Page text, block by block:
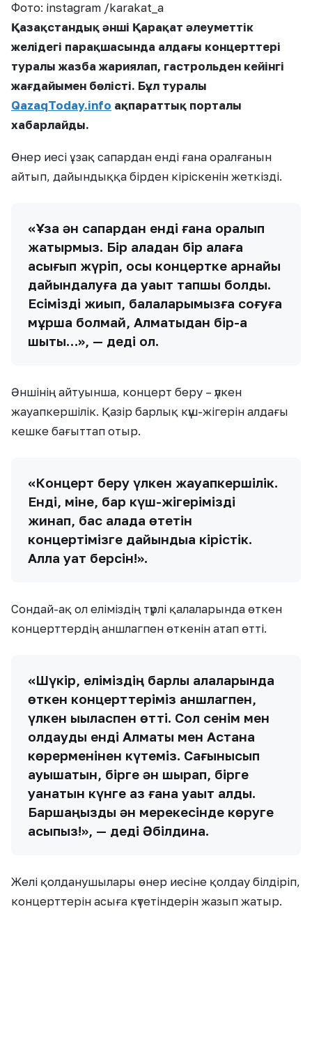
Фото: instagram /karakat_a
Қазақстандық әнші Қарақат әлеуметтік
желідегі парақшасында алдағы концерттері
туралы жазба жариялап, гастрольден кейінгі
жағдайымен бөлісті. Бұл туралы
QazaqToday.info ақпараттық порталы
хабарлайды.
Өнер иесі ұзақ сапардан енді ғана оралғанын
айтып, дайындыққа бірден кіріскенін жеткізді.
«Ұзақ ән сапардан енді ғана оралып
жатырмыз. Бір қаладан бір қалаға
асығып жүріп, осы концертке арнайы
дайындалуға да уақыт тапшы болды.
Есімізді жиып, балаларымызға соғуға
мұрша болмай, Алматыдан бір-ақ
шықтық…», — деді ол.
Әншінің айтуынша, концерт беру – үлкен
жауапкершілік. Қазір барлық күш-жігерін алдағы
кешке бағыттап отыр.
«Концерт беру үлкен жауапкершілік.
Енді, міне, бар күш-жігерімізді
жинап, бас қалада өтетін
концертімізге дайындыққа кірістік.
Алла қуат берсін!».
Сондай-ақ ол еліміздің түрлі қалаларында өткен
концерттердің аншлагпен өткенін атап өтті.
«Шүкір, еліміздің барлық қалаларында
өткен концерттеріміз аншлагпен,
үлкен ықыласпен өтті. Сол сенім мен
қолдауды енді Алматы мен Астана
көрерменінен күтеміз. Сағынысып
қауышатын, бірге ән шырқап, бірге
қуанатын күнге аз ғана уақыт қалды.
Баршаңызды ән мерекесінде көруге
асықпыз!», — деді Әбілдина.
Желі қолданушылары өнер иесіне қолдау білдіріп,
концерттерін асыға күтетіндерін жазып жатыр.